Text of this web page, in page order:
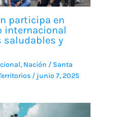
participa en
internacional
saludables y
, Nación / Santa
/ junio 7, 2025